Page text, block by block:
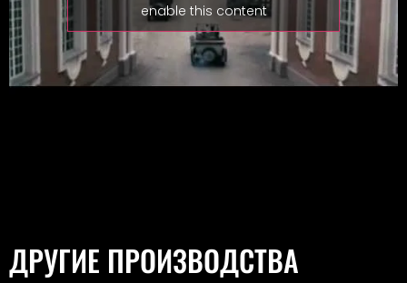
enable this content
ДРУГИЕ ПРОИЗВОДСТВА